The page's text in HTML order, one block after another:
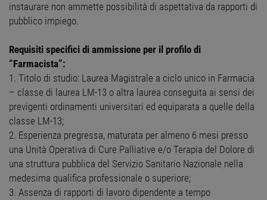
instaurare non ammette possibilità di aspettativa da rapporti di
pubblico impiego.
Requisiti specifici di ammissione per il profilo di
“Farmacista”:
1. Titolo di studio: Laurea Magistrale a ciclo unico in Farmacia
– classe di laurea LM-13 o altra laurea conseguita ai sensi dei
previgenti ordinamenti universitari ed equiparata a quelle della
classe LM-13;
2. Esperienza pregressa, maturata per almeno 6 mesi presso
una Unità Operativa di Cure Palliative e/o Terapia del Dolore di
una struttura pubblica del Servizio Sanitario Nazionale nella
medesima qualifica professionale o superiore;
3. Assenza di rapporti di lavoro dipendente a tempo